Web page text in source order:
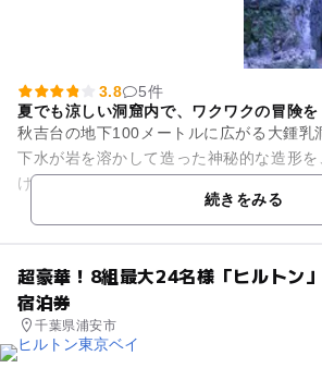
3.8
5件
夏でも涼しい洞窟内で、ワクワクの冒険を
秋吉台の地下100メートルに広がる大鍾乳
下水が岩を溶かして造った神秘的な造形
けて探索することができます。世界でも稀
など、その神秘的世界は...続きをみる
超豪華！8組最大24名様「ヒルトン
宿泊券
千葉県浦安市